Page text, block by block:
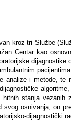
kroz tri Službe
Centar kao
i metode, te
stanja vezanih
osnivanja, on
dijagnostički